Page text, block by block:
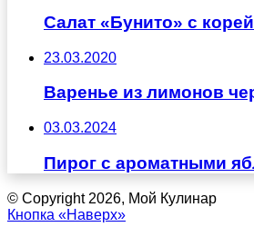
Салат «Бунито» с
23.03.2020
Варенье из лимонов
03.03.2024
Пирог с ароматными
© Copyright 2026, Мой Кулинар
Кнопка «Наверх»